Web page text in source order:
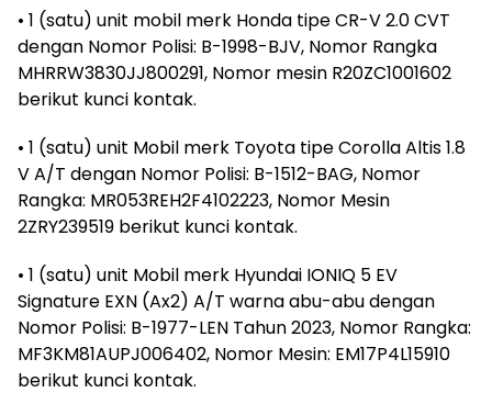
• 1 (satu) unit mobil merk Honda tipe CR-V 2.0 CVT
dengan Nomor Polisi: B-1998-BJV, Nomor Rangka
MHRRW3830JJ800291, Nomor mesin R20ZC1001602
berikut kunci kontak.
• 1 (satu) unit Mobil merk Toyota tipe Corolla Altis 1.8
V A/T dengan Nomor Polisi: B-1512-BAG, Nomor
Rangka: MR053REH2F4102223, Nomor Mesin
2ZRY239519 berikut kunci kontak.
• 1 (satu) unit Mobil merk Hyundai IONIQ 5 EV
Signature EXN (Ax2) A/T warna abu-abu dengan
Nomor Polisi: B-1977-LEN Tahun 2023, Nomor Rangka:
MF3KM81AUPJ006402, Nomor Mesin: EM17P4L15910
berikut kunci kontak.